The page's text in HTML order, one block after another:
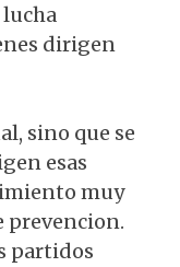
lucha
dirigen
sino que se
esas
muy
prevencion.
partidos